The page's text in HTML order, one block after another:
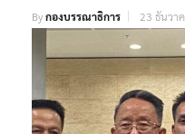
Byกองบรรณาธิการ 23 ธันวา